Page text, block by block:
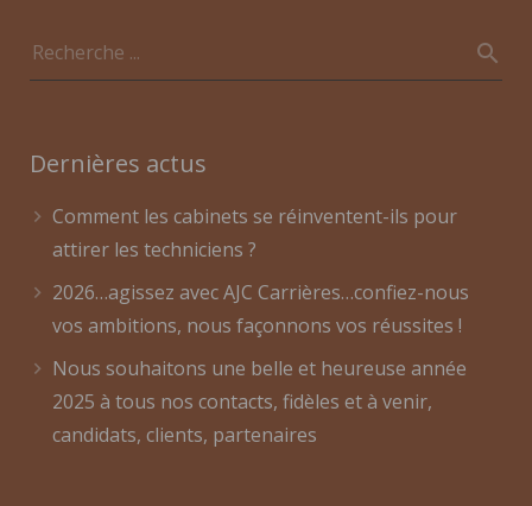
Dernières actus
Comment les cabinets se réinventent-ils pour
attirer les techniciens ?
2026…agissez avec AJC Carrières…confiez-nous
vos ambitions, nous façonnons vos réussites !
Nous souhaitons une belle et heureuse année
2025 à tous nos contacts, fidèles et à venir,
candidats, clients, partenaires